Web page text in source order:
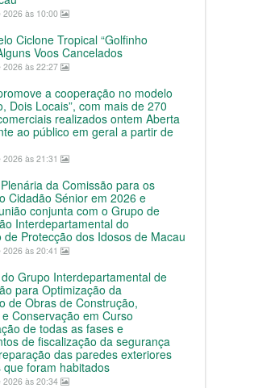
2026 às 10:00
Ciclone Tropical “Golfinho
Voos Cancelados
2026 às 22:27
a cooperação no modelo
Dois Locais”, com mais de 270
realizados ontem Aberta
ao público em geral a partir de
às 21:31
da Comissão para os
Cidadão Sénior em 2026 e
conjunta com o Grupo de
Interdepartamental do
de Protecção dos Idosos de Macau
às 20:41
Grupo Interdepartamental de
para Optimização da
de Obras de Construção,
Conservação em Curso
de todas as fases e
de fiscalização da segurança
das paredes exteriores
que foram habitados
2026 às 20:34